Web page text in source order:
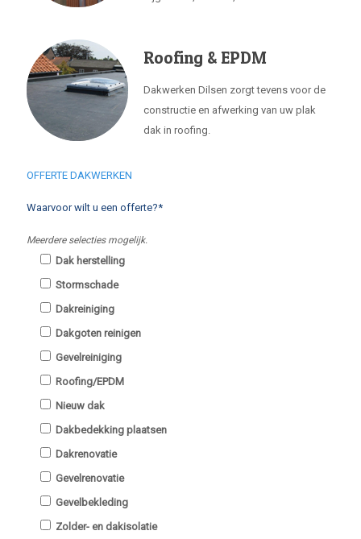
Roofing & EPDM
Dakwerken Dilsen zorgt tevens voor de
constructie en afwerking van uw plak
dak in roofing.
OFFERTE DAKWERKEN
Waarvoor wilt u een offerte?*
Meerdere selecties mogelijk.
Dak herstelling
Stormschade
Dakreiniging
Dakgoten reinigen
Gevelreiniging
Roofing/EPDM
Nieuw dak
Dakbedekking plaatsen
Dakrenovatie
Gevelrenovatie
Gevelbekleding
Zolder- en dakisolatie